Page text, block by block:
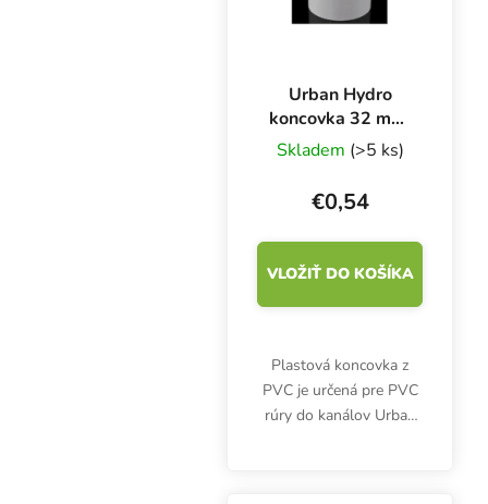
Urban Hydro
koncovka 32 mm,
pre PVC rúry do
kanála NFT
Skladem (>5 ks)
€0,54
VLOŽIŤ DO KOŠÍKA
Plastová koncovka z
PVC je určená pre PVC
rúry do kanálov Urban